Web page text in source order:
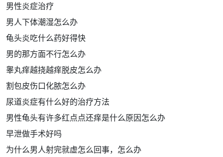
男性炎症治疗
男人下体潮湿怎么办
龟头炎吃什么药好得快
男的那方面不行怎么办
睾丸痒越挠越痒脱皮怎么办
割包皮伤口化脓怎么办
尿道炎症有什么好的治疗方法
男性龟头有许多红点点还痒是什么原因怎么办
早泄做手术好吗
为什么男人射完就虚怎么回事，怎么办